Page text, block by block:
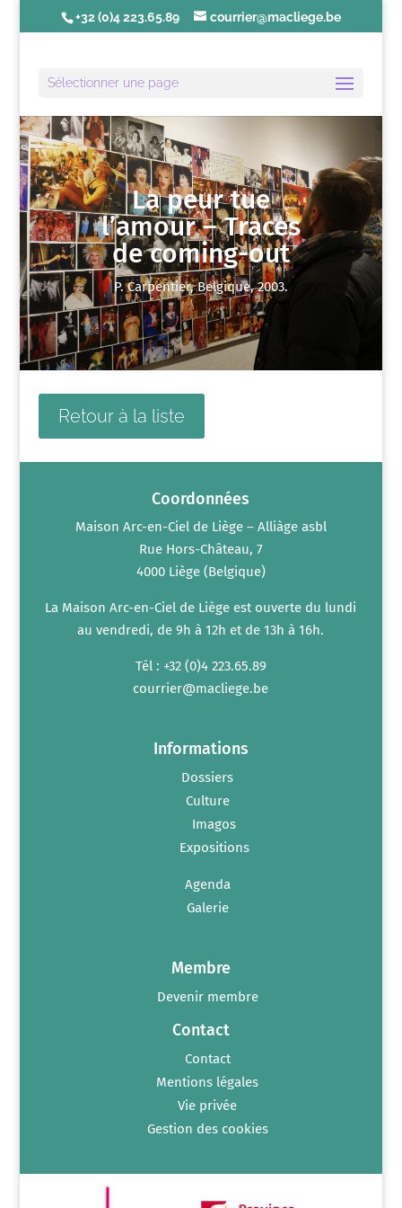
+32 (0)4 223.65.89 courrier@macliege.be
Sélectionner une page
La peur tue
l’amour – Traces
de coming-out
P. Carpentier, Belgique, 2003.
Retour à la liste
Coordonnées
Maison Arc-en-Ciel de Liège – Alliàge asbl
Rue Hors-Château, 7
4000 Liège (Belgique)
La Maison Arc-en-Ciel de Liège est ouverte du lundi
au vendredi, de 9h à 12h et de 13h à 16h.
Tél : +32 (0)4 223.65.89
courrier@macliege.be
Informations
Dossiers
Culture
Imagos
Expositions
Agenda
Galerie
Membre
Devenir membre
Contact
Contact
Mentions légales
Vie privée
Gestion des cookies